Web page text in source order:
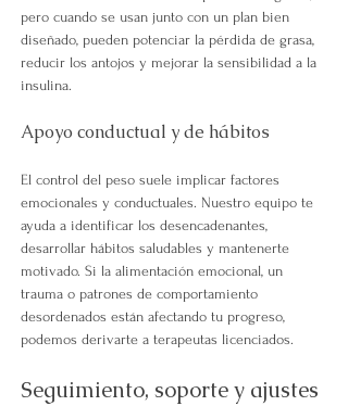
pero cuando se usan junto con un plan bien
diseñado, pueden potenciar la pérdida de grasa,
reducir los antojos y mejorar la sensibilidad a la
insulina.
Apoyo conductual y de hábitos
El control del peso suele implicar factores
emocionales y conductuales. Nuestro equipo te
ayuda a identificar los desencadenantes,
desarrollar hábitos saludables y mantenerte
motivado. Si la alimentación emocional, un
trauma o patrones de comportamiento
desordenados están afectando tu progreso,
podemos derivarte a terapeutas licenciados.
Seguimiento, soporte y ajustes